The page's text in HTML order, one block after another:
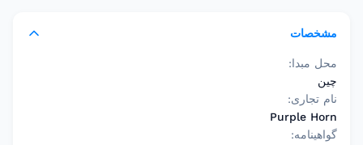
مشخصات
محل مبدا:
چین
نام تجاری:
Purple Horn
گواهینامه: